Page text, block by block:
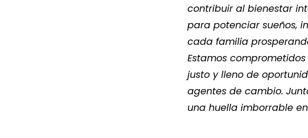
contribuir al bienestar
para potenciar sueños,
cada familia
Estamos
justo y lleno de
agentes de cambio.
una huella imborrable